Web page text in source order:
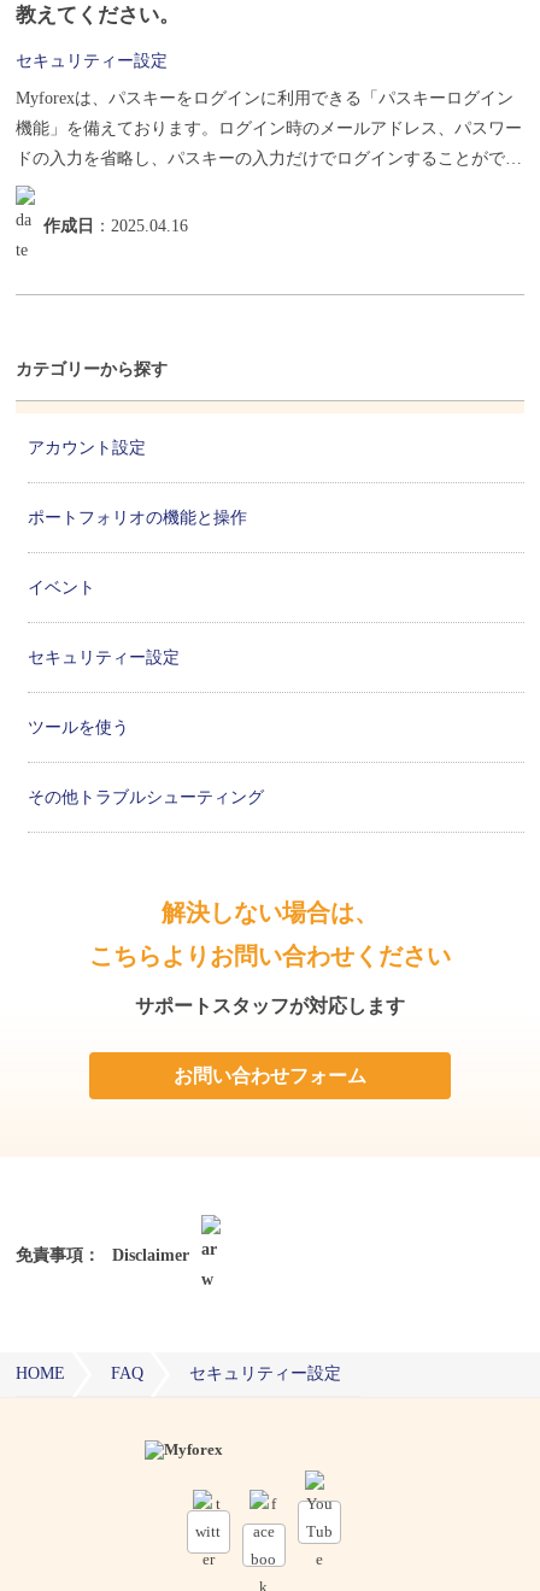
教えてください。
セキュリティー設定
Myforexは、パスキーをログインに利用できる「パスキーログイン
機能」を備えております。ログイン時のメールアドレス、パスワー
ドの入力を省略し、パスキーの入力だけでログインすることができ
ます...
作成日 ：2025.04.16
カテゴリーから探す
アカウント設定
ポートフォリオの機能と操作
イベント
セキュリティー設定
ツールを使う
その他トラブルシューティング
解決しない場合は、
こちらよりお問い合わせください
サポートスタッフが対応します
お問い合わせフォーム
免責事項： Disclaimer
HOME FAQ セキュリティー設定